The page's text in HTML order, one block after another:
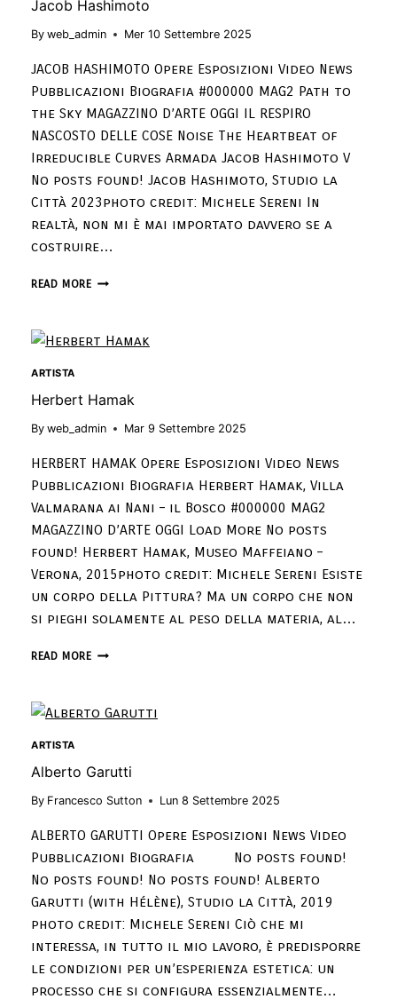
Jacob Hashimoto
By web_admin Mer 10 Settembre 2025
JACOB HASHIMOTO Opere Esposizioni Video News
Pubblicazioni Biografia #000000 MAG2 Path to
the Sky MAGAZZINO D’ARTE OGGI IL RESPIRO
NASCOSTO DELLE COSE Noise The Heartbeat of
Irreducible Curves Armada Jacob Hashimoto V
No posts found! Jacob Hashimoto, Studio la
Città 2023photo credit: Michele Sereni In
realtà, non mi è mai importato davvero se a
costruire…
READ MORE
ARTISTA
Herbert Hamak
By web_admin Mar 9 Settembre 2025
HERBERT HAMAK Opere Esposizioni Video News
Pubblicazioni Biografia Herbert Hamak, Villa
Valmarana ai Nani – il Bosco #000000 MAG2
MAGAZZINO D’ARTE OGGI Load More No posts
found! Herbert Hamak, Museo Maffeiano –
Verona, 2015photo credit: Michele Sereni Esiste
un corpo della Pittura? Ma un corpo che non
si pieghi solamente al peso della materia, al…
READ MORE
ARTISTA
Alberto Garutti
By Francesco Sutton Lun 8 Settembre 2025
ALBERTO GARUTTI Opere Esposizioni News Video
Pubblicazioni Biografia No posts found!
No posts found! No posts found! Alberto
Garutti (with Hélène), Studio la Città, 2019
photo credit: Michele Sereni Ciò che mi
interessa, in tutto il mio lavoro, è predisporre
le condizioni per un’esperienza estetica: un
processo che si configura essenzialmente…